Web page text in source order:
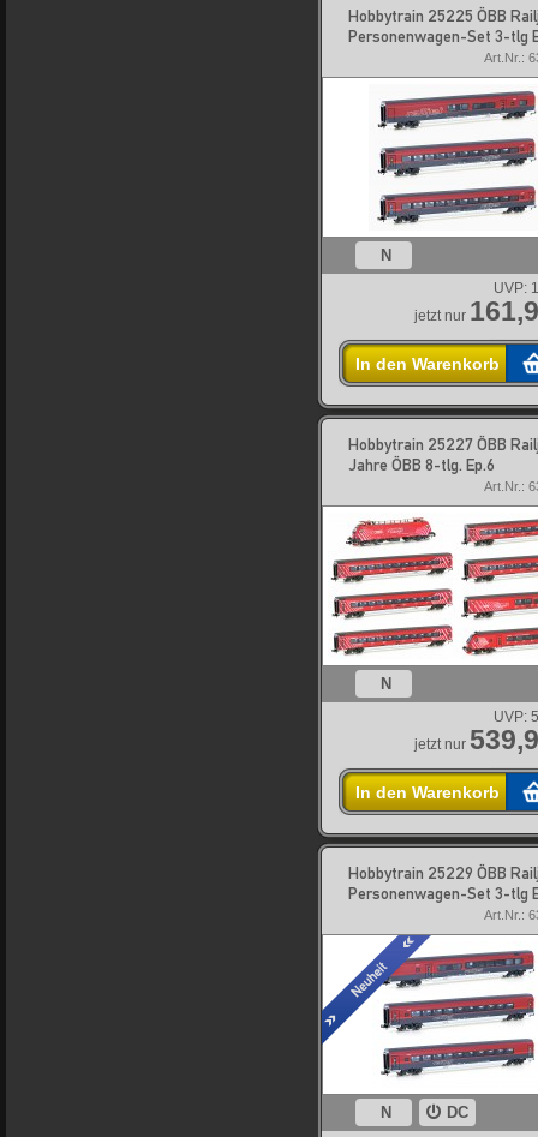
Hobbytrain 25225 ÖBB
Personenwagen-Set 3-tlg
Art.Nr.:
N
UVP:
jetzt nur
In den Warenkorb
Hobbytrain 25227 ÖBB
Jahre ÖBB 8-tlg. Ep.6
Art.Nr.:
N
UVP:
jetzt nur
In den Warenkorb
Hobbytrain 25229 ÖBB
Personenwagen-Set 3-tlg
Art.Nr.:
N DC